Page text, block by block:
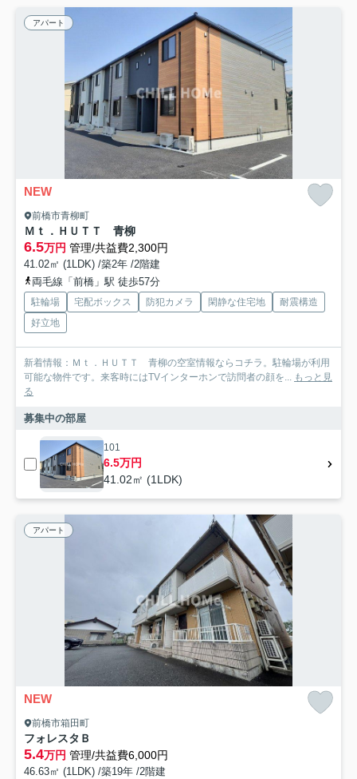
アパート
NEW
前橋市青柳町
Ｍｔ．ＨＵＴＴ 青柳
6.5万円 管理/共益費2,300円
41.02㎡ (1LDK) /築2年 /2階建
両毛線「前橋」駅 徒歩57分
駐輪場 宅配ボックス 防犯カメラ 閑静な住宅地
耐震構造
好立地
新着情報：Ｍｔ．ＨＵＴＴ 青柳の空室情報ならコチラ。駐輪場が利用
可能な物件です。来客時にはTVインターホンで訪問者の顔を... もっと見
る
募集中の部屋
101
6.5万円
41.02㎡ (1LDK)
アパート
NEW
前橋市箱田町
フォレスタＢ
5.4万円 管理/共益費6,000円
46.63㎡ (1LDK) /築19年 /2階建